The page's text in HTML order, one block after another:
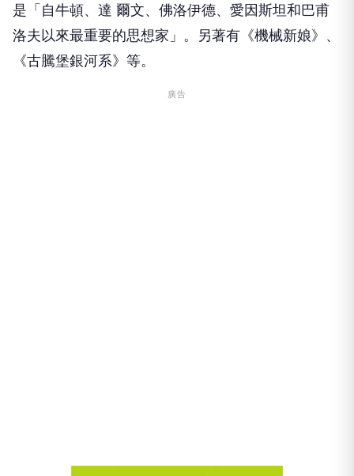
是「自牛頓、達 爾文、佛洛伊德、愛因斯坦和巴甫
洛夫以來最重要的思想家」。另著有《機械新娘》、
《古騰堡銀河系》等。
廣告